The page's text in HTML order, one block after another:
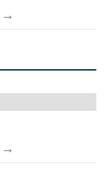
→
→